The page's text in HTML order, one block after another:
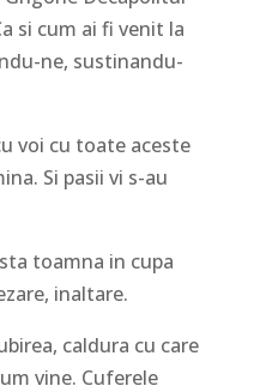
si cum ai fi venit la
ne, sustinandu-
voi cu toate aceste
Si pasii vi s-au
toamna in cupa
inaltare.
caldura cu care
vine. Cuferele